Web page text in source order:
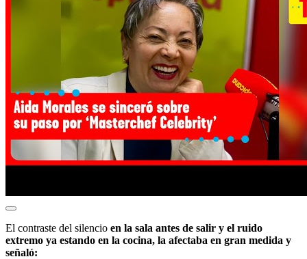
El contraste del silencio en la sala antes de salir y el ruido
extremo ya estando en la cocina, la afectaba en gran medida y
señaló: